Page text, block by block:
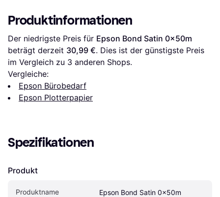
Produktinformationen
Der niedrigste Preis für Epson Bond Satin 0x50m
beträgt derzeit 30,99 €. Dies ist der günstigste Preis
im Vergleich zu 3 anderen Shops.
Vergleiche:
Epson Bürobedarf
Epson Plotterpapier
Spezifikationen
Produkt
Produktname Epson Bond Satin 0x50m